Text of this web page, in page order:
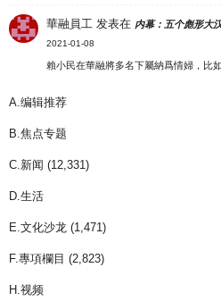
華融員工 发表在 内幕：五个彪形大
2021-01-08
賴小民在華融將多名下屬納爲情婦，比
A.编辑推荐
B.焦点专题
C.新闻 (12,331)
D.生活
E.文化沙龙 (1,471)
F.專項欄目 (2,823)
H.视频